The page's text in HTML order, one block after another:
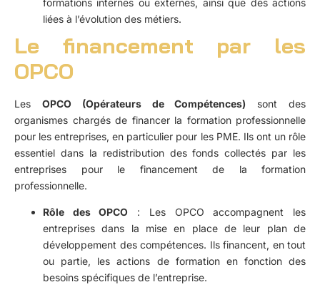
liées à l’évolution des métiers.
Le financement par les
OPCO
Les OPCO (Opérateurs de Compétences) sont des
organismes chargés de financer la formation professionnelle
pour les entreprises, en particulier pour les PME. Ils ont un rôle
essentiel dans la redistribution des fonds collectés par les
entreprises pour le financement de la formation
professionnelle.
Rôle des OPCO : Les OPCO accompagnent les
entreprises dans la mise en place de leur plan de
développement des compétences. Ils financent, en tout
ou partie, les actions de formation en fonction des
besoins spécifiques de l’entreprise.